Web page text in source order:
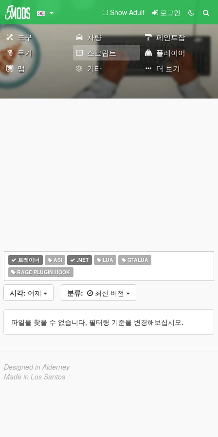
Show Adult 로그인
도구 차량
페인트잡
무기
스크립트
플레이어
맵
기타 더 보기
트레이너 ASI .NET LUA
GTALUA
RAGE PLUGIN HOOK
시각: 어제 분류: 최신 버전
파일을 찾을 수 없습니다, 필터링 기준을 변경해보십시오.
Designed in Alderney
Made in Los Santos